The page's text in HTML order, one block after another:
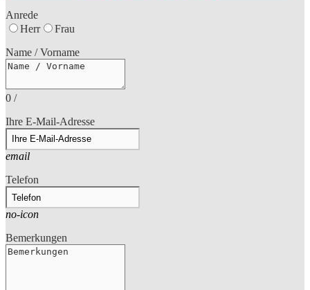
Anrede
Herr
Frau
Name / Vorname
0 /
Ihre E-Mail-Adresse
email
Telefon
no-icon
Bemerkungen